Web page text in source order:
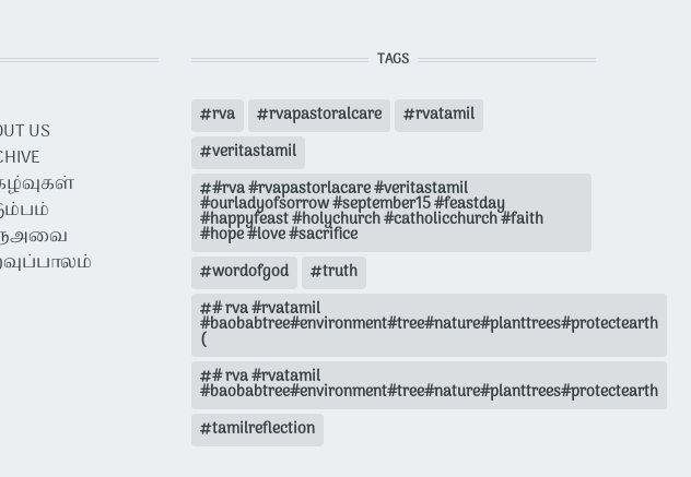
US
TAGS
rva rvapastoralcare
rvatamil
veritastamil
#rva #rvapastorlacare #veritastamil
#ourladyofsorrow #september15 #feastday
#happyfeast #holychurch #catholicchurch #faith
#hope #love #sacrifice
wordofgod
truth
# rva #rvatamil
#baobabtree#environment#tree#nature#planttrees#protectearth
(
# rva #rvatamil
#baobabtree#environment#tree#nature#planttrees#protectearth
tamilreflection